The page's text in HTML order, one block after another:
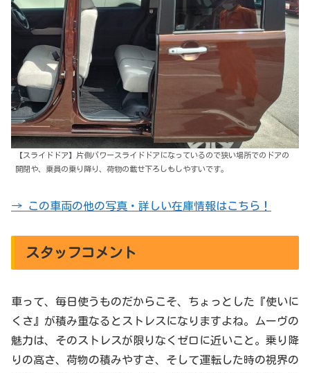
【スライドドア】片側パワースライドドアになっているので狭い場所でのドアの
開閉や、乗員の乗り降り、荷物の載せ下ろしもしやすいです。
→ この車両の他の写真・詳しい在庫情報はこちら！
スタッフコメント
車って、毎日使うものだからこそ、ちょっとした『使いに
くさ』が積み重なるとストレスになりますよね。ムーヴの
魅力は、そのストレスが限りなくゼロに近いこと。乗り降
りの高さ、荷物の積みやすさ、そして運転した時の視界の